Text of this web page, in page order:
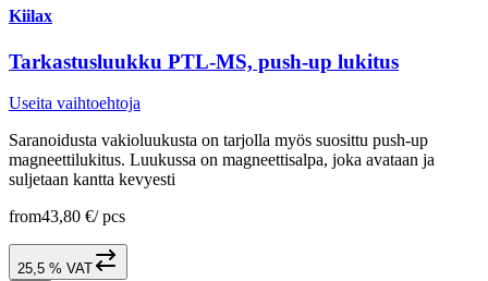
Kiilax
Tarkastusluukku PTL-MS, push-up lukitus
Useita vaihtoehtoja
Saranoidusta vakioluukusta on tarjolla myös suosittu push-up
magneettilukitus. Luukussa on magneettisalpa, joka avataan ja
suljetaan kantta kevyesti
from43,80 €/ pcs
25,5 % VAT